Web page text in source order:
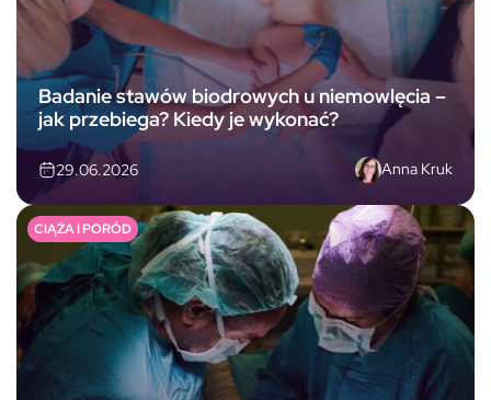
Badanie stawów biodrowych u niemowlęcia –
jak przebiega? Kiedy je wykonać?
29.06.2026 Anna Kruk
CIĄŻA I PORÓD